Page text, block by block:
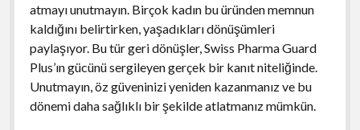
atmayı unutmayın. Birçok kadın bu üründen memnun
kaldığını belirtirken, yaşadıkları dönüşümleri
paylaşıyor. Bu tür geri dönüşler, Swiss Pharma Guard
Plus’ın gücünü sergileyen gerçek bir kanıt niteliğinde.
Unutmayın, öz güveninizi yeniden kazanmanız ve bu
dönemi daha sağlıklı bir şekilde atlatmanız mümkün.